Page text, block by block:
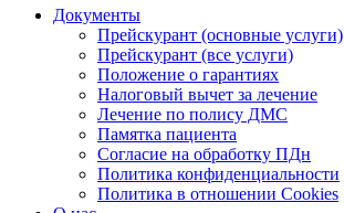
Документы
Прейскурант (основные услуги)
Прейскурант (все услуги)
Положение о гарантиях
Налоговый вычет за лечение
Лечение по полису ДМС
Памятка пациента
Согласие на обработку ПДн
Политика конфиденциальности
Политика в отношении Cookies